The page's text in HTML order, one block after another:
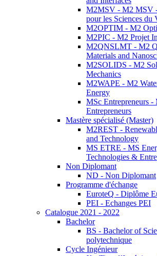
M2MSV - M2 MSV
pour les Sciences du
M2OPTIM - M2
M2PIC - M2 Projet
M2QNSLMT - M2
Materials and
M2SOLIDS - M2
Mechanics
M2WAPE - M2
Energy
MSc Entrepreneurs
Entrepreneurs
Mastère spécialisé (Master)
M2REST -
and Technology
MS ETRE - MS
Technologies &
Non Diplomant
ND - Non Diplomant
Programme d'échange
EuroteQ - Diplôme
PEI - Echanges PEI
Catalogue 2021 - 2022
Bachelor
BS - Bachelor of
polytechnique
Cycle Ingénieur